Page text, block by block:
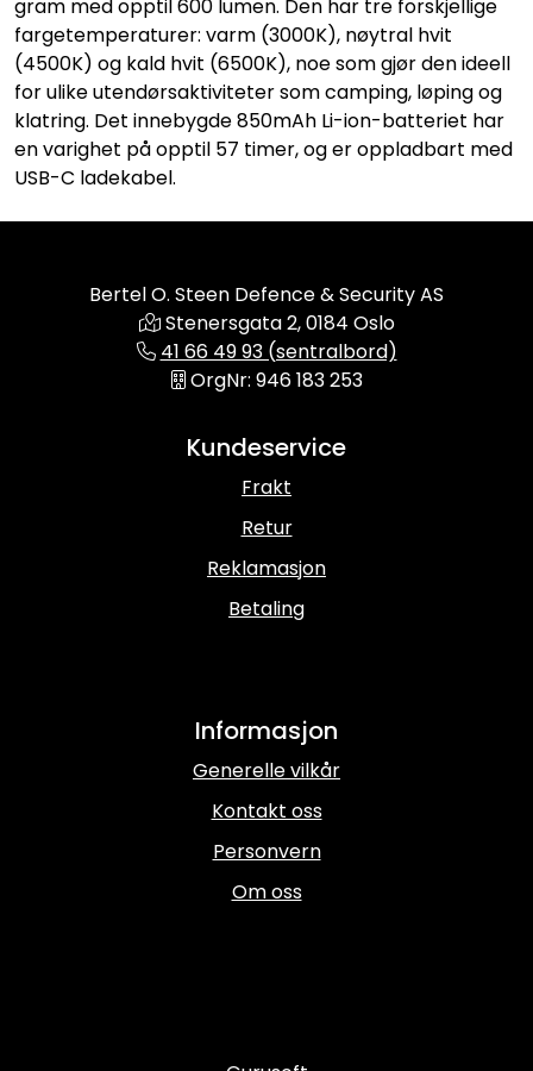
gram med opptil 600 lumen. Den har tre forskjellige
fargetemperaturer: varm (3000K), nøytral hvit
(4500K) og kald hvit (6500K), noe som gjør den ideell
for ulike utendørsaktiviteter som camping, løping og
klatring. Det innebygde 850mAh Li-ion-batteriet har
en varighet på opptil 57 timer, og er oppladbart med
USB-C ladekabel.
Bertel O. Steen Defence & Security AS
Stenersgata 2, 0184 Oslo
41 66 49 93 (sentralbord)
OrgNr: 946 183 253
Kundeservice
Frakt
Retur
Reklamasjon
Betaling
Informasjon
Generelle vilkår
Kontakt oss
Personvern
Om oss